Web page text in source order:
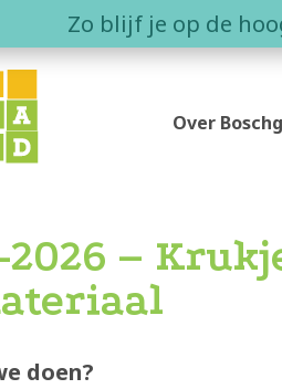
Zo blijf je op de
Over
Contact
2026 –
doen?